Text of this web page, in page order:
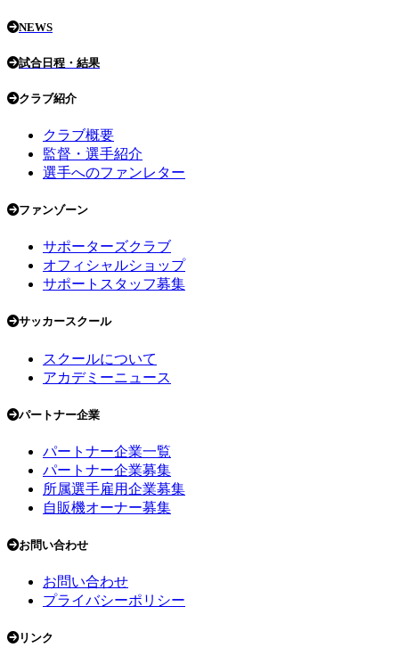
NEWS
試合日程・結果
クラブ紹介
クラブ概要
監督・選手紹介
選手へのファンレター
ファンゾーン
サポーターズクラブ
オフィシャルショップ
サポートスタッフ募集
サッカースクール
スクールについて
アカデミーニュース
パートナー企業
パートナー企業一覧
パートナー企業募集
所属選手雇用企業募集
自販機オーナー募集
お問い合わせ
お問い合わせ
プライバシーポリシー
リンク